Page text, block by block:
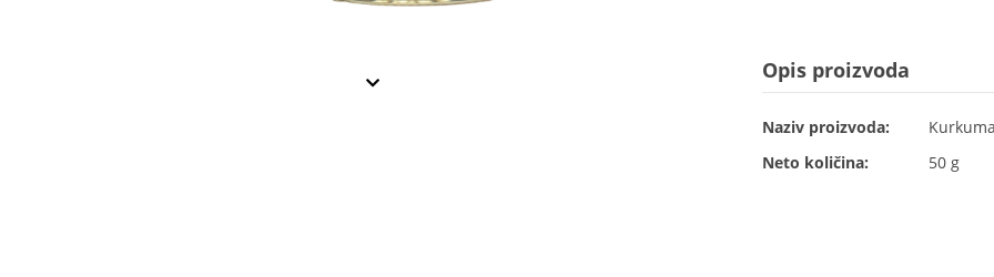
Opis proizvoda
Naziv proizvoda:
Neto količina:
50 g